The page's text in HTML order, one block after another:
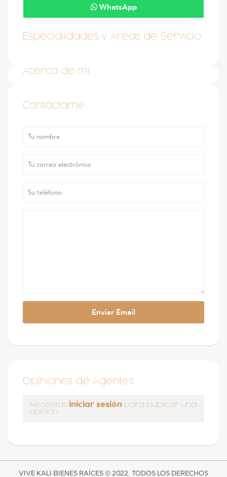
WhatsApp
Especialidades y Áreas de Servicio
Acerca de mí
Contáctame
Opiniones de Agentes
Necesitas iniciar sesión para publicar una
opinión
VIVE KALI BIENES RAÍCES © 2022. TODOS LOS DERECHOS